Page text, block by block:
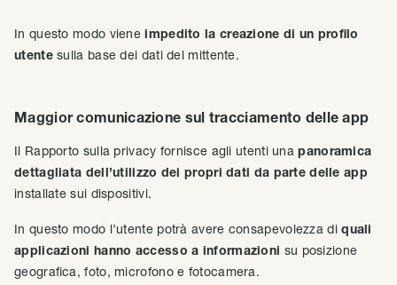
In questo modo vieneimpedito la creazione di un profilo
utentesulla base dei dati del mittente.
Maggior comunicazione sul tracciamento delle app
Il Rapporto sulla privacy fornisce agli utenti unapanoramica
dettagliata dell’utilizzo dei propri dati da parte delle app
installate sui dispositivi.
In questo modo l’utente potrà avere consapevolezza diquali
applicazioni hanno accesso a informazioni su posizione
geografica, foto, microfono e fotocamera.